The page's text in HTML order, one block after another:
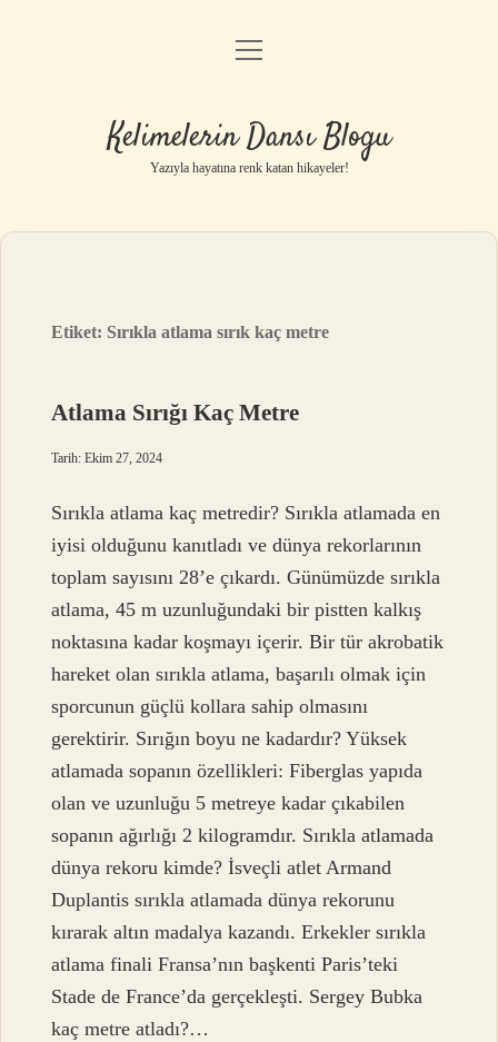
Anasayfa
Yasal Uyarı
menüyü
Kelimelerin Dansı Blogu
Yazıyla hayatına renk katan hikayeler!
Etiket: Sırıkla atlama sırık kaç metre
Atlama Sırığı Kaç Metre
Tarih: Ekim 27, 2024
Sırıkla atlama kaç metredir? Sırıkla atlamada en
iyisi olduğunu kanıtladı ve dünya rekorlarının
toplam sayısını 28’e çıkardı. Günümüzde sırıkla
atlama, 45 m uzunluğundaki bir pistten kalkış
noktasına kadar koşmayı içerir. Bir tür akrobatik
hareket olan sırıkla atlama, başarılı olmak için
sporcunun güçlü kollara sahip olmasını
gerektirir. Sırığın boyu ne kadardır? Yüksek
atlamada sopanın özellikleri: Fiberglas yapıda
olan ve uzunluğu 5 metreye kadar çıkabilen
sopanın ağırlığı 2 kilogramdır. Sırıkla atlamada
dünya rekoru kimde? İsveçli atlet Armand
Duplantis sırıkla atlamada dünya rekorunu
kırarak altın madalya kazandı. Erkekler sırıkla
atlama finali Fransa’nın başkenti Paris’teki
Stade de France’da gerçekleşti. Sergey Bubka
kaç metre atladı?…